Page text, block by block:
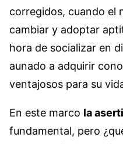
corregidos, cuando el
cambiar y adoptar
hora de socializar en
aunado a adquirir
ventajosos para su
En este marco la
fundamental, pero